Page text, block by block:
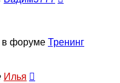
в форуме Тренинг
Илья